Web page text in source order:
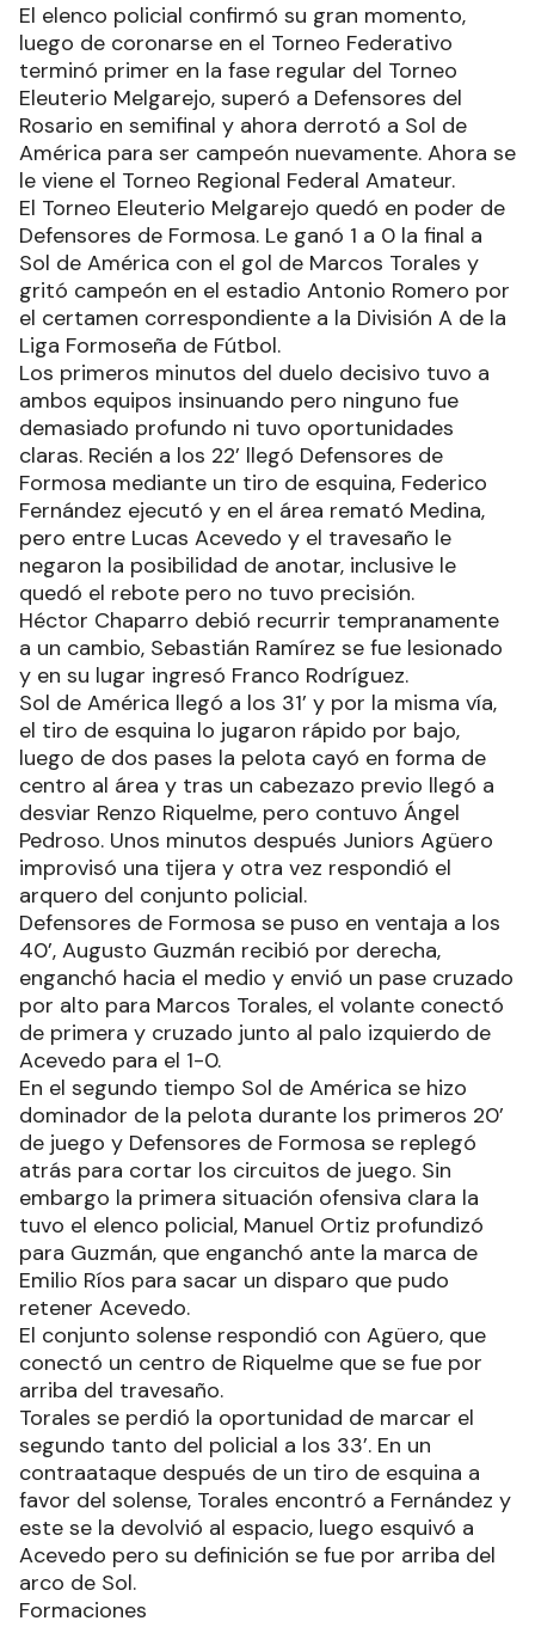
El elenco policial confirmó su gran momento,
luego de coronarse en el Torneo Federativo
terminó primer en la fase regular del Torneo
Eleuterio Melgarejo, superó a Defensores del
Rosario en semifinal y ahora derrotó a Sol de
América para ser campeón nuevamente. Ahora se
le viene el Torneo Regional Federal Amateur.
El Torneo Eleuterio Melgarejo quedó en poder de
Defensores de Formosa. Le ganó 1 a 0 la final a
Sol de América con el gol de Marcos Torales y
gritó campeón en el estadio Antonio Romero por
el certamen correspondiente a la División A de la
Liga Formoseña de Fútbol.
Los primeros minutos del duelo decisivo tuvo a
ambos equipos insinuando pero ninguno fue
demasiado profundo ni tuvo oportunidades
claras. Recién a los 22’ llegó Defensores de
Formosa mediante un tiro de esquina, Federico
Fernández ejecutó y en el área remató Medina,
pero entre Lucas Acevedo y el travesaño le
negaron la posibilidad de anotar, inclusive le
quedó el rebote pero no tuvo precisión.
Héctor Chaparro debió recurrir tempranamente
a un cambio, Sebastián Ramírez se fue lesionado
y en su lugar ingresó Franco Rodríguez.
Sol de América llegó a los 31’ y por la misma vía,
el tiro de esquina lo jugaron rápido por bajo,
luego de dos pases la pelota cayó en forma de
centro al área y tras un cabezazo previo llegó a
desviar Renzo Riquelme, pero contuvo Ángel
Pedroso. Unos minutos después Juniors Agüero
improvisó una tijera y otra vez respondió el
arquero del conjunto policial.
Defensores de Formosa se puso en ventaja a los
40’, Augusto Guzmán recibió por derecha,
enganchó hacia el medio y envió un pase cruzado
por alto para Marcos Torales, el volante conectó
de primera y cruzado junto al palo izquierdo de
Acevedo para el 1-0.
En el segundo tiempo Sol de América se hizo
dominador de la pelota durante los primeros 20’
de juego y Defensores de Formosa se replegó
atrás para cortar los circuitos de juego. Sin
embargo la primera situación ofensiva clara la
tuvo el elenco policial, Manuel Ortiz profundizó
para Guzmán, que enganchó ante la marca de
Emilio Ríos para sacar un disparo que pudo
retener Acevedo.
El conjunto solense respondió con Agüero, que
conectó un centro de Riquelme que se fue por
arriba del travesaño.
Torales se perdió la oportunidad de marcar el
segundo tanto del policial a los 33’. En un
contraataque después de un tiro de esquina a
favor del solense, Torales encontró a Fernández y
este se la devolvió al espacio, luego esquivó a
Acevedo pero su definición se fue por arriba del
arco de Sol.
Formaciones